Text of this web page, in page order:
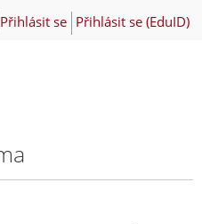
Přihlásit se Přihlásit se (EduID)